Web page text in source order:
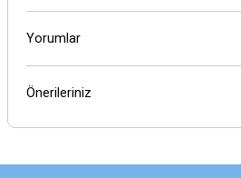
Yorumlar
Önerileriniz